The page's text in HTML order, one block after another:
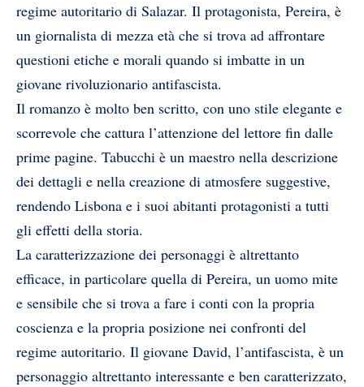
regime autoritario di Salazar. Il protagonista, Pereira, è
un giornalista di mezza età che si trova ad affrontare
questioni etiche e morali quando si imbatte in un
giovane rivoluzionario antifascista.
Il romanzo è molto ben scritto, con uno stile elegante e
scorrevole che cattura l’attenzione del lettore fin dalle
prime pagine. Tabucchi è un maestro nella descrizione
dei dettagli e nella creazione di atmosfere suggestive,
rendendo Lisbona e i suoi abitanti protagonisti a tutti
gli effetti della storia.
La caratterizzazione dei personaggi è altrettanto
efficace, in particolare quella di Pereira, un uomo mite
e sensibile che si trova a fare i conti con la propria
coscienza e la propria posizione nei confronti del
regime autoritario. Il giovane David, l’antifascista, è un
personaggio altrettanto interessante e ben caratterizzato,